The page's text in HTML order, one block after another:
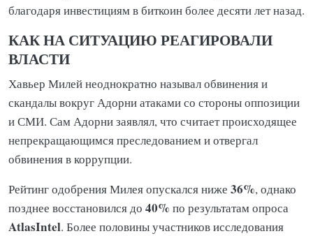
благодаря инвестициям в биткоин более десяти лет назад.
КАК НА СИТУАЦИЮ РЕАГИРОВАЛИ
ВЛАСТИ
Хавьер Милей неоднократно называл обвинения и
скандалы вокруг Адорни атаками со стороны оппозиции
и СМИ. Сам Адорни заявлял, что считает происходящее
непрекращающимся преследованием и отвергал
обвинения в коррупции.
Рейтинг одобрения Милея опускался ниже 36%, однако
позднее восстановился до 40% по результатам опроса
AtlasIntel. Более половины участников исследования